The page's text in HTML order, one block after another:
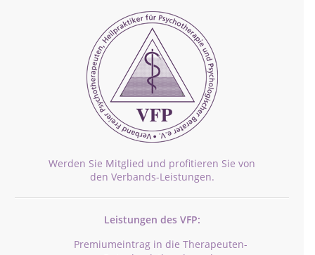
Werden Sie Mitglied und profitieren Sie von
den Verbands-Leistungen.
Leistungen des VFP:
Premiumeintrag in die Therapeuten-